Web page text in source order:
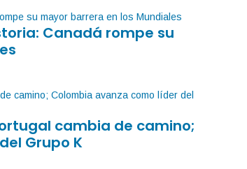
Canadá rompe su
cambia de camino;
Grupo K